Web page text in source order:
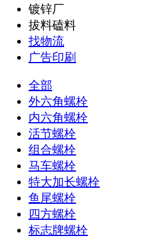
镀锌厂
拔料磕料
找物流
广告印刷
全部
外六角螺栓
内六角螺栓
活节螺栓
组合螺栓
马车螺栓
特大加长螺栓
鱼尾螺栓
四方螺栓
标志牌螺栓